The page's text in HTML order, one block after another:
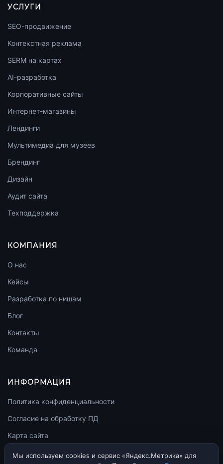
УСЛУГИ
SEO-продвижение
Контекстная реклама
SERM на картах
AI-разработка
Корпоративные сайты
Интернет-магазины
Лендинги
Мультимедиа для музеев
Брендинг
Дизайн
Аудит сайта
Техподдержка
КОМПАНИЯ
О нас
Кейсы
Разработка по нишам
Блог
Контакты
Команда
ИНФОРМАЦИЯ
Политика конфиденциальности
Согласие на обработку ПД
Карта сайта
llms.txt
Мы используем cookies и сервис «Яндекс.Метрика» для